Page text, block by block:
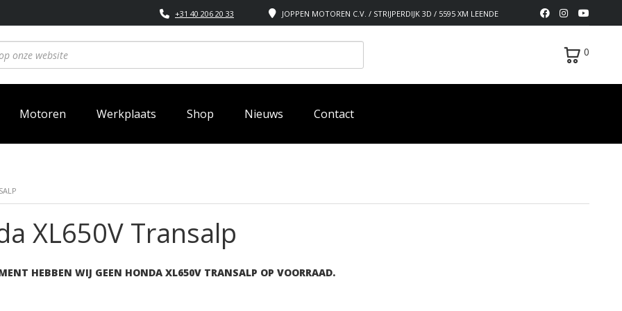
JOPPEN MOTOREN C.V. / STRIJPERDIJK 3D / 5595 XM LEENDE
+31 40 206 20 33
0
Motoren Werkplaats Shop Nieuws Contact
XL650V Transalp
HEBBEN WIJ GEEN HONDA XL650V TRANSALP OP VOORRAAD.